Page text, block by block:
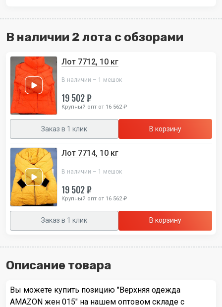
В наличии 2 лота с обзорами
Лот 7712, 10 кг
В наличии – 1 мешок
19 502 ₽
Крупный опт от 16 562 ₽
Заказ в 1 клик В корзину
Лот 7714, 10 кг
В наличии – 1 мешок
19 502 ₽
Крупный опт от 16 562 ₽
Заказ в 1 клик В корзину
Описание товара
Вы можете купить позицию "Верхняя одежда
AMAZON жен 015" на нашем оптовом складе с